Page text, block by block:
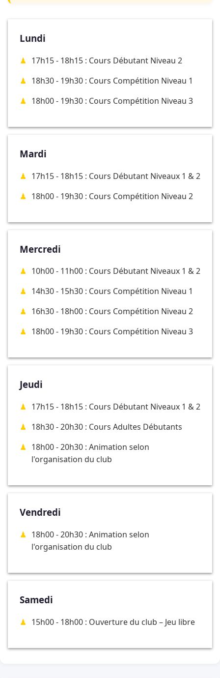
Lundi
17h15 - 18h15 : Cours Débutant Niveau 2
18h30 - 19h30 : Cours Compétition Niveau 1
18h00 - 19h30 : Cours Compétition Niveau 3
Mardi
17h15 - 18h15 : Cours Débutant Niveaux 1 & 2
18h00 - 19h30 : Cours Compétition Niveau 2
Mercredi
10h00 - 11h00 : Cours Débutant Niveaux 1 & 2
14h30 - 15h30 : Cours Compétition Niveau 1
16h30 - 18h00 : Cours Compétition Niveau 2
18h00 - 19h30 : Cours Compétition Niveau 3
Jeudi
17h15 - 18h15 : Cours Débutant Niveaux 1 & 2
18h30 - 20h30 : Cours Adultes Débutants
18h00 - 20h30 : Animation selon
l'organisation du club
Vendredi
18h00 - 20h30 : Animation selon
l'organisation du club
Samedi
15h00 - 18h00 : Ouverture du club – Jeu libre